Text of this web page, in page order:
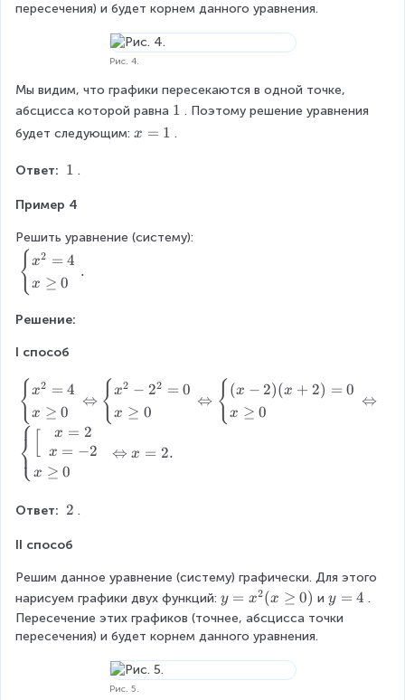
-
\
\
+
=
\
e
n
d
a
e
}
\
L
ef
t
ri
g
h
t
r
r
o
w
\
(
)
=
0
\
ef
ri
h
t
a
r
w
b
e
g
n
{
a
e
s
x
-
2
g
\
e
n
d
c
a
s
e
s
}
}
\
x
\
g
e
0
\
e
n
d
{
a
e
s
}
\
L
ef
t
g
t
r
r
o
w
x
\
g
пересечения) и будет корнем данного уравнения.
Рис. 4.
Мы видим, что графики пересекаются в одной точке,
абсцисса которой равна \
1 . Поэтому решение уравнения
будет следующим: x
x = 1 .
Ответ: \
1
1 .
Пример 4
Решить уравнение (систему):
\
b
e
g
n
c
a
s
e
s
}
^
2
=
4
\
\
{ x2 = 4
x ≥ 0
.
Решение:
I способ
\
b
e
g
i
n
c
s
e
s
}
x
^
{ x2 = 4
x ≥ 0
⇔ {x2 − 22 = 0
x ≥ 0
⇔ { (x − 2)(x + 2) = 0
x ≥ 0
⇔
⎩
⎨⎧ x = 2
x = −2
x ≥ 0
⇔ x = 2.
Ответ: \
2
2 .
II способ
Решим данное уравнение (систему) графически. Для этого
нарисуем графики двух функций: y
=
x
y = x2(x ≥ 0) и y
=
y = 4 .
Пересечение этих графиков (точнее, абсцисса точки
пересечения) и будет корнем данного уравнения.
Рис. 5.